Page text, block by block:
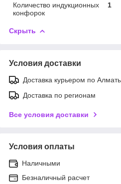
Количество индукционных
конфорок
1
Скрыть
Условия доставки
Доставка курьером по
Доставка по регионам
Все условия доставки
Условия оплаты
Наличными
Безналичный расчет